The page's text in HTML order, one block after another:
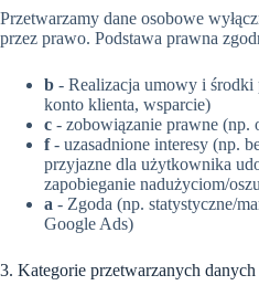
Przetwarzamy dane osobowe
przez prawo. Podstawa prawna
b - Realizacja umowy i środki
konto klienta, wsparcie)
c - zobowiązanie prawne (np.
f- uzasadnione interesy (np.
przyjazne dla użytkownika
zapobieganie nadużyciom/
a - Zgoda (np. statystyczne/
Google Ads)
3. Kategorie przetwarzanych danych